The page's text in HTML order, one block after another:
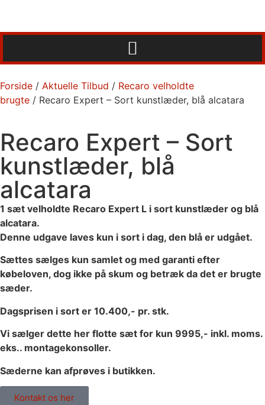
Forside / Aktuelle Tilbud / Recaro velholdte
brugte / Recaro Expert – Sort kunstlæder, blå alcatara
Recaro Expert – Sort
kunstlæder, blå
alcatara
1 sæt velholdte Recaro Expert L i sort kunstlæder og blå
alcatara.
Denne udgave laves kun i sort i dag, den blå er udgået.
Sættes sælges kun samlet og med garanti efter
købeloven, dog ikke på skum og betræk da det er brugte
sæder.
Dagsprisen i sort er 10.400,- pr. stk.
Vi sælger dette her flotte sæt for kun 9995,- inkl. moms.
eks.. montagekonsoller.
Sæderne kan afprøves i butikken.
Kontakt os her